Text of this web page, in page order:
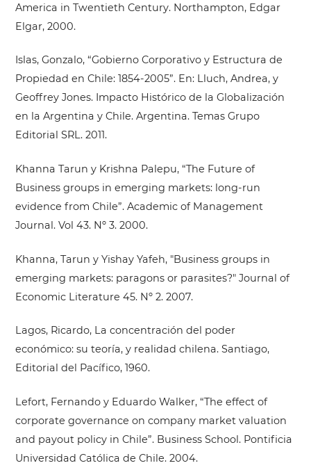
America in Twentieth Century. Northampton, Edgar
Elgar, 2000.
Islas, Gonzalo, “Gobierno Corporativo y Estructura de
Propiedad en Chile: 1854-2005”. En: Lluch, Andrea, y
Geoffrey Jones. Impacto Histórico de la Globalización
en la Argentina y Chile. Argentina. Temas Grupo
Editorial SRL. 2011.
Khanna Tarun y Krishna Palepu, “The Future of
Business groups in emerging markets: long-run
evidence from Chile”. Academic of Management
Journal. Vol 43. Nº 3. 2000.
Khanna, Tarun y Yishay Yafeh, "Business groups in
emerging markets: paragons or parasites?" Journal of
Economic Literature 45. Nº 2. 2007.
Lagos, Ricardo, La concentración del poder
económico: su teoría, y realidad chilena. Santiago,
Editorial del Pacífico, 1960.
Lefort, Fernando y Eduardo Walker, “The effect of
corporate governance on company market valuation
and payout policy in Chile”. Business School. Pontificia
Universidad Católica de Chile. 2004.